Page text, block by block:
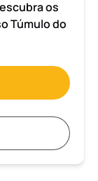
os
Túmulo do